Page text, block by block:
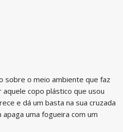
sobre o meio ambiente que faz
copo plástico que usou
e dá um basta na sua cruzada
uma fogueira com um